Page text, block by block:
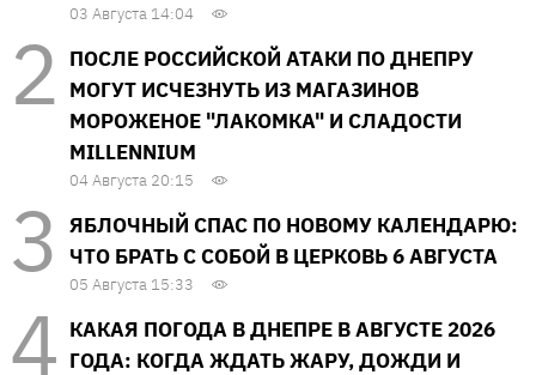
03 Августа 14:04
ПОСЛЕ РОССИЙСКОЙ АТАКИ ПО ДНЕПРУ
МОГУТ ИСЧЕЗНУТЬ ИЗ МАГАЗИНОВ
МОРОЖЕНОЕ "ЛАКОМКА" И СЛАДОСТИ
MILLENNIUM
04 Августа 20:15
ЯБЛОЧНЫЙ СПАС ПО НОВОМУ КАЛЕНДАРЮ:
ЧТО БРАТЬ С СОБОЙ В ЦЕРКОВЬ 6 АВГУСТА
05 Августа 15:33
КАКАЯ ПОГОДА В ДНЕПРЕ В АВГУСТЕ 2026
ГОДА: КОГДА ЖДАТЬ ЖАРУ, ДОЖДИ И